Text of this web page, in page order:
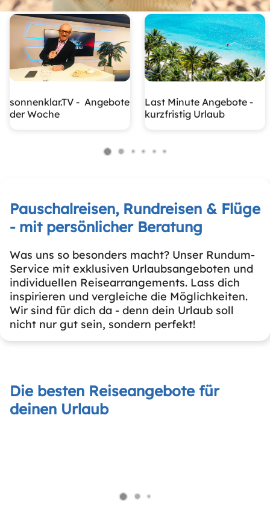
sonnenklar.TV - Angebote
der Woche
Last Minute Angebote -
kurzfristig Urlaub
Pauschalreisen, Rundreisen & Flüge
- mit persönlicher Beratung
Was uns so besonders macht? Unser Rundum-
Service mit exklusiven Urlaubsangeboten und
individuellen Reisearrangements. Lass dich
inspirieren und vergleiche die Möglichkeiten.
Wir sind für dich da - denn dein Urlaub soll
nicht nur gut sein, sondern perfekt!
Die besten Reiseangebote für
deinen Urlaub